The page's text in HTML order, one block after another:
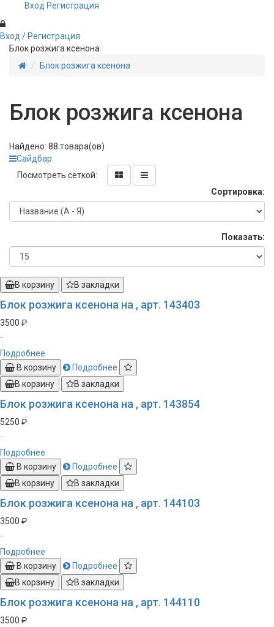
Вход Регистрация
Вход / Регистрация
Блок розжига ксенона
Блок розжига ксенона
Блок розжига ксенона
Найдено: 88 товара(ов)
Сайдбар
Посмотреть сеткой:
Сортировка:
Показать:
В корзину В закладки
Блок розжига ксенона на , арт. 143403
3500 ₽
Подробнее
В корзину
Подробнее
В корзину
В закладки
Блок розжига ксенона на , арт. 143854
5250 ₽
Подробнее
В корзину
Подробнее
В корзину
В закладки
Блок розжига ксенона на , арт. 144103
3500 ₽
Подробнее
В корзину
Подробнее
В корзину
В закладки
Блок розжига ксенона на , арт. 144110
3500 ₽